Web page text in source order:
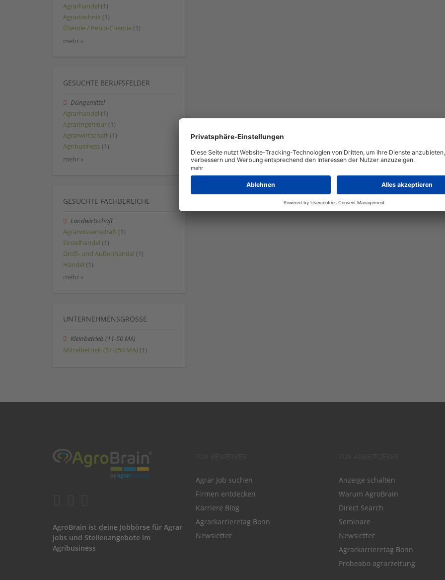
Agrarhandel (1)
Agrartechnik (1)
Chemie / Petro-Chemie (1)
mehr »
GESUCHTE BERUFSFELDER
Düngemittel
Agrarhandel (1)
Agraringenieur (1)
Agrarwirtschaft (1)
Agribusiness (1)
mehr »
GESUCHTE FACHBEREICHE
Landwirtschaft
Agrarwissenschaft (1)
Einzelhandel (1)
Groß- und Außenhandel (1)
Handel (1)
mehr »
UNTERNEHMENSGRÖSSE
Kleinbetrieb (11-50 MA)
Mittelbetrieb (51-250 MA) (1)
AgroBrain ist deine Jobbörse für Agrar
Jobs und Stellenangebote im
Agribusiness
Agrar Job suchen
Firmen entdecken
Karriere Blog
Agrarkarrieretag Bonn
Newsletter
Anzeige schalten
Warum AgroBrain
Direct Search
Seminare
Newsletter
Agrarkarrieretag Bonn
Probeabo agrarzeitung